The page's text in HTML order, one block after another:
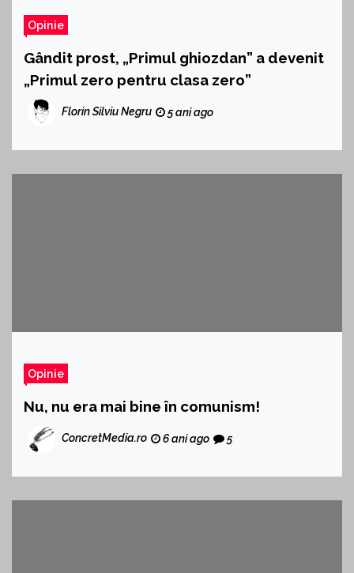
Opinie
Gândit prost, „Primul ghiozdan” a devenit
„Primul zero pentru clasa zero”
Florin Silviu Negru 5 ani ago
Opinie
Nu, nu era mai bine în comunism!
ConcretMedia.ro 6 ani ago 5